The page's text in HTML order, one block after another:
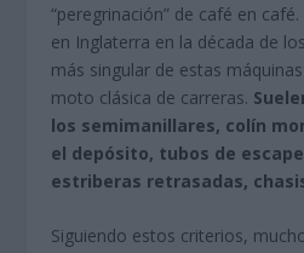
“peregrinación” de café en
en Inglaterra en la década de
más singular de estas
moto clásica de carreras.
los semimanillares, colín
el depósito, tubos de
estriberas retrasadas,
Siguiendo estos criterios,